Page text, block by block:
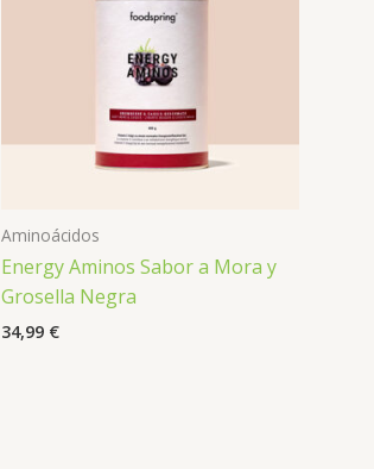
Aminoácidos
Energy Aminos Sabor a Mora y
Grosella Negra
34,99 €